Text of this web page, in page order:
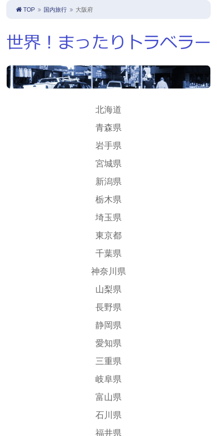
TOP 国内旅行 大阪府
北海道
青森県
岩手県
宮城県
新潟県
栃木県
埼玉県
東京都
千葉県
神奈川県
山梨県
長野県
静岡県
愛知県
三重県
岐阜県
富山県
石川県
福井県